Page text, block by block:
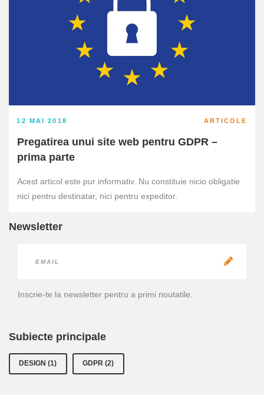
12 MAI 2018 ARTICOLE
Pregatirea unui site web pentru GDPR –
prima parte
Acest articol este pur informativ. Nu constituie nicio obligatie
nici pentru destinatar, nici pentru expeditor.
Newsletter
Inscrie-te la newsletter pentru a primi noutatile.
Subiecte principale
DESIGN (1) GDPR (2)